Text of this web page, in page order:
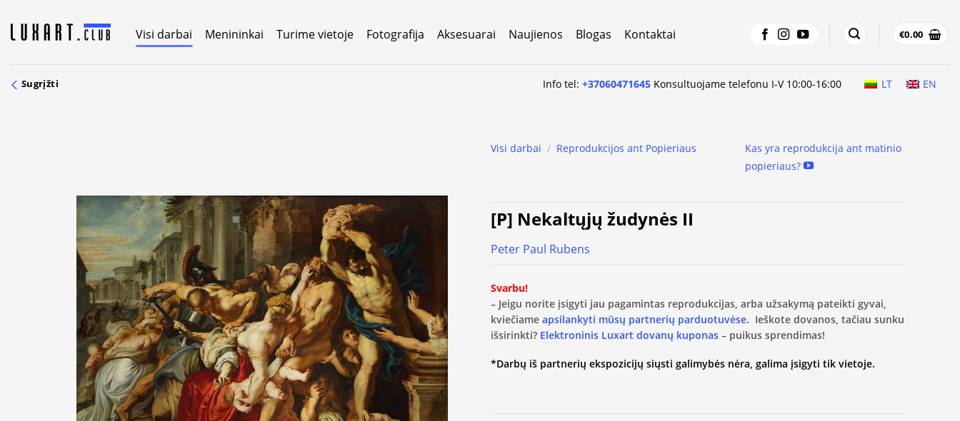
content
Visi darbai Menininkai Turime vietoje Fotografija Aksesuarai Naujienos Blogas Kontaktai €0.00
Sugrįžti Info tel:+37060471645 Konsultuojame telefonu I-V 10:00-16:00 LT EN
Visi darbai / Reprodukcijos ant Popieriaus
Kas yra reprodukcija ant matinio
popieriaus?
[P] Nekaltųjų žudynės II
Peter Paul Rubens
Svarbu!
– Jeigu norite įsigyti jau pagamintas reprodukcijas, arba užsakymą pateikti gyvai,
kviečiame apsilankyti mūsų partnerių parduotuvėse. Ieškote dovanos, tačiau sunku
išsirinkti? Elektroninis Luxart dovanų kuponas – puikus sprendimas!
*Darbų iš partnerių ekspozicijų siųsti galimybės nėra, galima įsigyti tik vietoje.